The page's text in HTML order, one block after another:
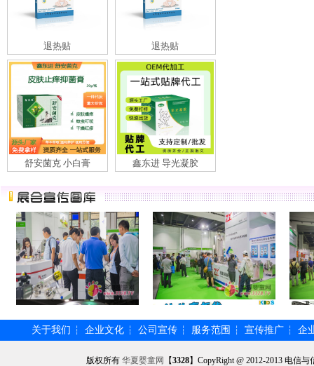
退热贴 退热贴
舒安菌克 小白膏 鑫东进 导光凝胶
关于我们 ┆ 企业文化 ┆ 公司宣传 ┆ 服务范围 ┆ 宣传推广 ┆ 企
版权所有华夏婴童网 【3328】CopyRight @ 2012-2013 电信